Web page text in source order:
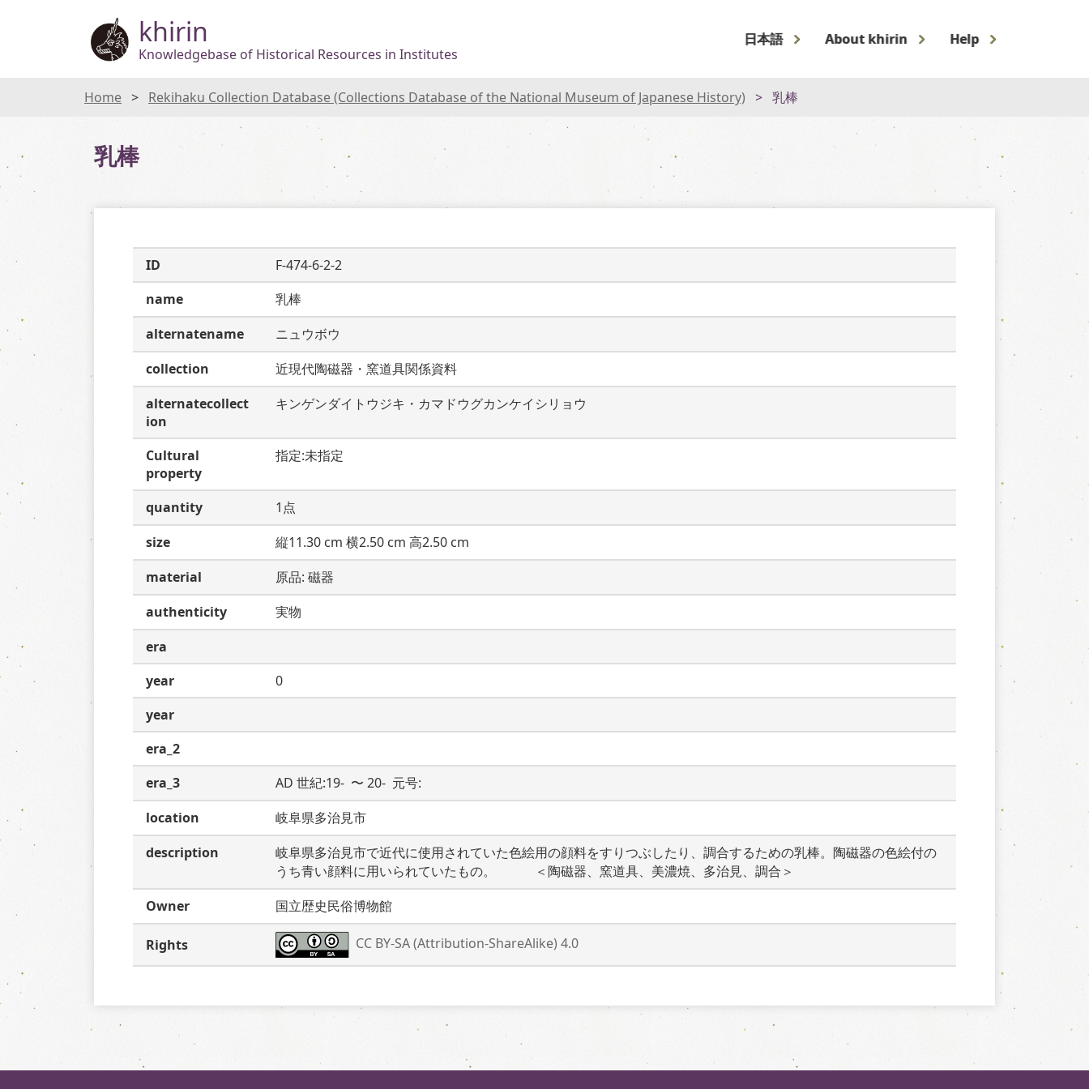
khirin
Knowledgebase of Historical Resources in Institutes
日本語 About khirin Help
Home Rekihaku Collection Database (Collections Database of the National Museum of Japanese History) 乳棒
乳棒
ID
F-474-6-2-2
name
乳棒
alternatename
ニュウボウ
collection
近現代陶磁器・窯道具関係資料
alternatecollect
ion
キンゲンダイトウジキ・カマドウグカンケイシリョウ
Cultural
property
指定:未指定
quantity
1点
size
縦11.30 cm 横2.50 cm 高2.50 cm
material
原品: 磁器
authenticity
実物
era
year
0
year
era_2
era_3
AD 世紀:19-  〜 20-  元号:
location
岐阜県多治見市
description
岐阜県多治見市で近代に使用されていた色絵用の顔料をすりつぶしたり、調合するための乳棒。陶磁器の色絵付の
うち青い顔料に用いられていたもの。　　　＜陶磁器、窯道具、美濃焼、多治見、調合＞
Owner
国立歴史民俗博物館
Rights CC BY-SA (Attribution-ShareAlike) 4.0